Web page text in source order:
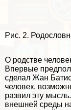
Рис. 2.
О родстве
Впервые
сделал Жан
человек,
развил эту
внешней среды